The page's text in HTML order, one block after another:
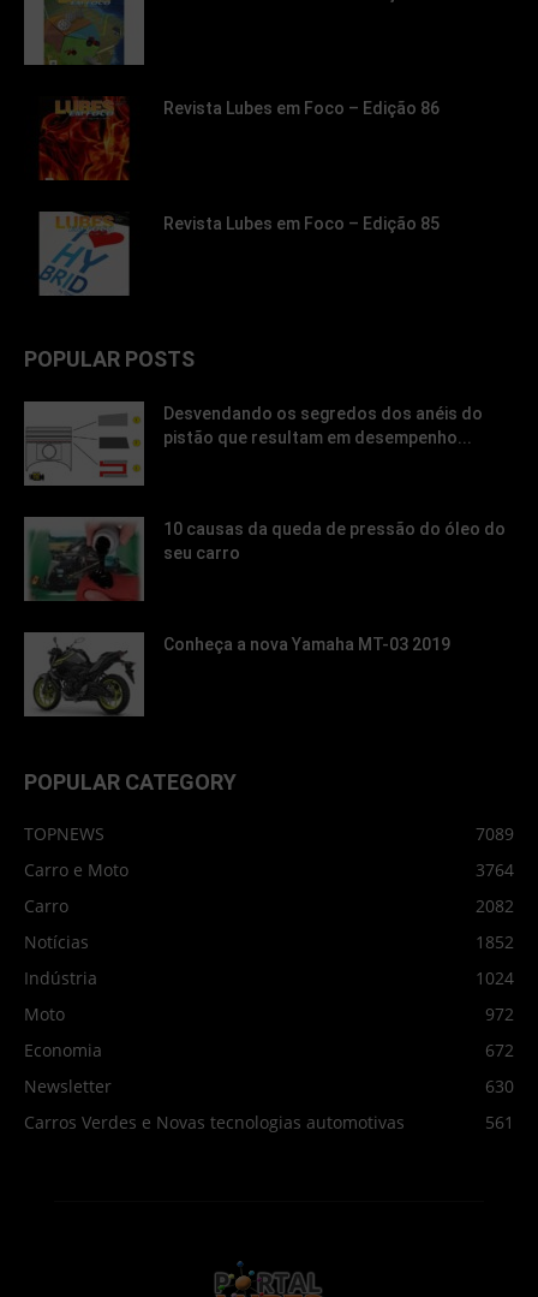
Revista Lubes em Foco – Edição 86
Revista Lubes em Foco – Edição 85
POPULAR POSTS
Desvendando os segredos dos anéis do
pistão que resultam em desempenho...
10 causas da queda de pressão do óleo do
seu carro
Conheça a nova Yamaha MT-03 2019
POPULAR CATEGORY
TOPNEWS
7089
Carro e Moto
3764
Carro
2082
Notícias
1852
Indústria
1024
Moto
972
Economia
672
Newsletter
630
Carros Verdes e Novas tecnologias automotivas
561